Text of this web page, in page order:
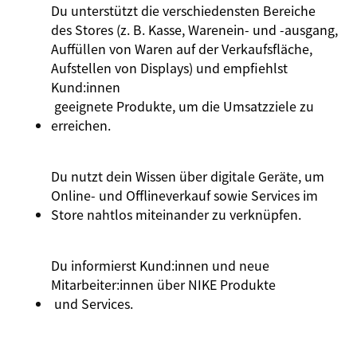
Du unterstützt die verschiedensten Bereiche
des Stores (z. B. Kasse, Warenein- und -ausgang,
Auffüllen von Waren auf der Verkaufsfläche,
Aufstellen von Displays) und empfiehlst
Kund:innen
geeignete Produkte, um die Umsatzziele zu
erreichen.
Du nutzt dein Wissen über digitale Geräte, um
Online- und Offlineverkauf sowie Services im
Store nahtlos miteinander zu verknüpfen.
Du informierst Kund:innen und neue
Mitarbeiter:innen überNIKE Produkte
und Services.